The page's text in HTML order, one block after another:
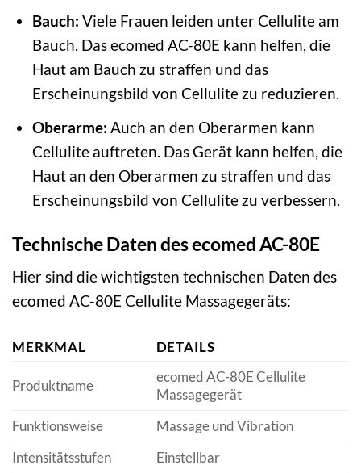
Bauch: Viele Frauen leiden unter Cellulite am
Bauch. Das ecomed AC-80E kann helfen, die
Haut am Bauch zu straffen und das
Erscheinungsbild von Cellulite zu reduzieren.
Oberarme: Auch an den Oberarmen kann
Cellulite auftreten. Das Gerät kann helfen, die
Haut an den Oberarmen zu straffen und das
Erscheinungsbild von Cellulite zu verbessern.
Technische Daten des ecomed AC-80E
Hier sind die wichtigsten technischen Daten des
ecomed AC-80E Cellulite Massagegeräts:
MERKMAL DETAILS
Produktname
ecomed AC-80E Cellulite
Massagegerät
Funktionsweise
Massage und Vibration
Intensitätsstufen
Einstellbar